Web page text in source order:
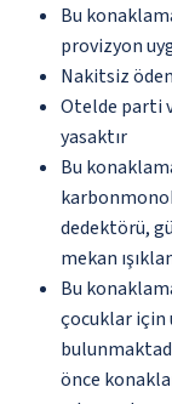
Bu
provizyon
Nakitsiz
Otelde parti
yasaktır
Bu
dedektörü,
mekan
Bu
çocuklar için
önce